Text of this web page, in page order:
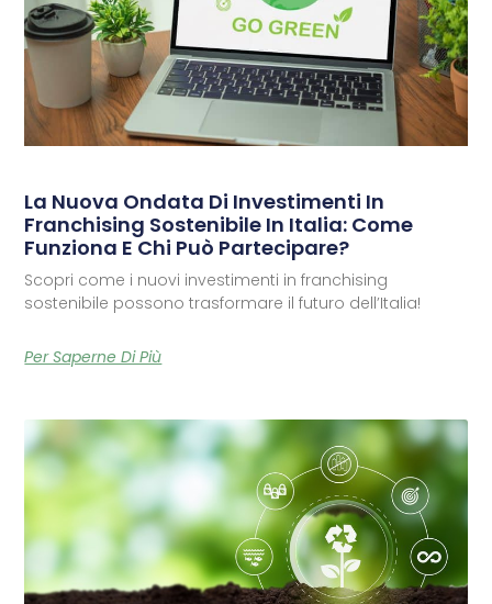
La Nuova Ondata Di Investimenti In
Franchising Sostenibile In Italia: Come
Funziona E Chi Può Partecipare?
Scopri come i nuovi investimenti in franchising
sostenibile possono trasformare il futuro dell’Italia!
Per Saperne Di Più